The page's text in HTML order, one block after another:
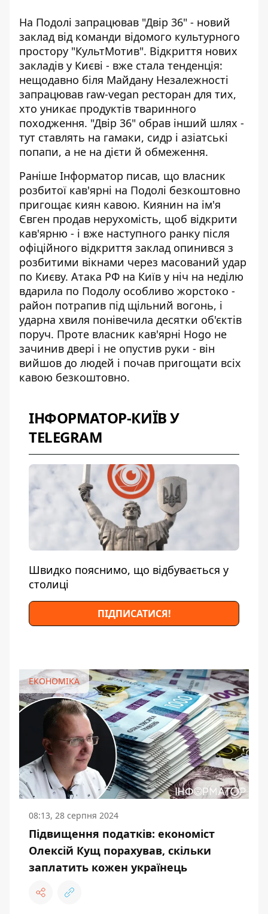
На Подолі запрацював "Двір 36" - новий
заклад від команди відомого культурного
простору "КультМотив". Відкриття нових
закладів у Києві - вже стала тенденція:
нещодавно біля Майдану Незалежності
запрацював raw-vegan ресторан для тих,
хто уникає продуктів тваринного
походження. "Двір 36" обрав інший шлях -
тут ставлять на гамаки, сидр і азіатські
попапи, а не на дієти й обмеження.
Раніше Інформатор писав, що власник
розбитої кав'ярні на Подолі безкоштовно
пригощає киян кавою. Киянин на ім'я
Євген продав нерухомість, щоб відкрити
кав'ярню - і вже наступного ранку після
офіційного відкриття заклад опинився з
розбитими вікнами через масований удар
по Києву. Атака РФ на Київ у ніч на неділю
вдарила по Подолу особливо жорстоко -
район потрапив під щільний вогонь, і
ударна хвиля понівечила десятки об'єктів
поруч. Проте власник кав'ярні Hogo не
зачинив двері і не опустив руки - він
вийшов до людей і почав пригощати всіх
кавою безкоштовно.
ІНФОРМАТОР-КИЇВ У
TELEGRAM
Швидко пояснимо, що відбувається у
столиці
ПІДПИСАТИСЯ!
ЕКОНОМІКА
08:13, 28 серпня 2024
Підвищення податків: економіст
Олексій Кущ порахував, скільки
заплатить кожен українець